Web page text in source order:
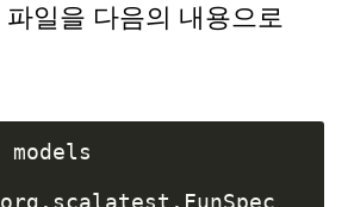
파일을 다음의 내용으로
models
org.scalatest.FunSpec